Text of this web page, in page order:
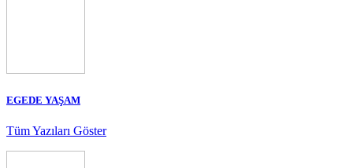
EGEDE YAŞAM
Tüm Yazıları Göster